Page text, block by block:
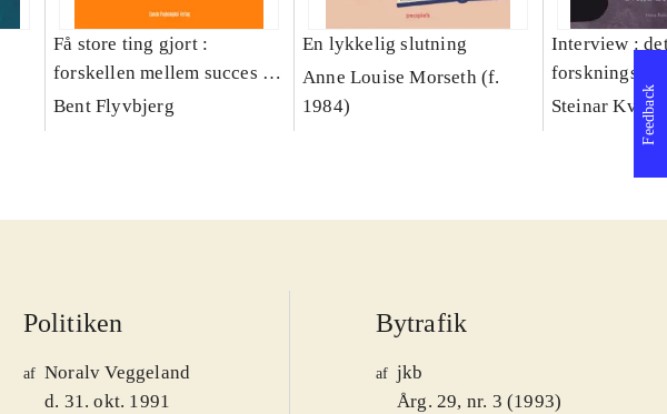
Få store ting gjort :
forskellen mellem succes og
fiasko i alle slags projekter
Bent Flyvbjerg
En lykkelig slutning
Anne Louise Morseth (f.
1984)
Interview :
håndværk
Steinar Kvale
Politiken
af Noralv Veggeland
d. 31. okt. 1991
Bytrafik
af jkb
Årg. 29, nr. 3 (1993)
Feedback